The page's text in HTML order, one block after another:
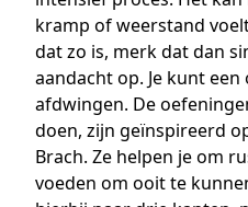
kramp of weerstand
dat zo is, merk dat dan
aandacht op. Je kunt
afdwingen. De
doen, zijn geïnspireerd
Brach. Ze helpen je om
voeden om ooit te